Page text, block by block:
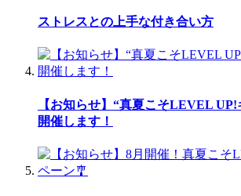
ストレスとの上手な付き合い方
【お知らせ】“真夏こそLEVEL
開催します！